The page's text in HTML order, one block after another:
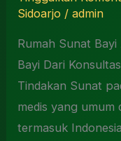
Sidoarjo /admin
Rumah Sunat
Bayi Dari
Tindakan Sunat
medis yang umum
termasuk